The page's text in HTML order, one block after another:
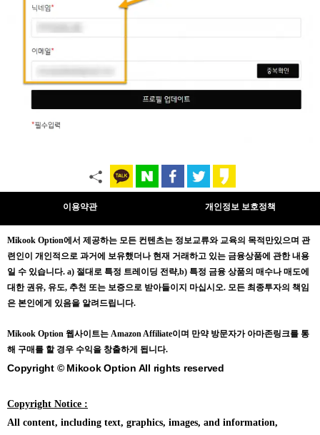
이용약관 개인정보 보호정책
Mikook Option에서 제공하는 모든 컨텐츠는 정보교류와 교육의 목적만있으며 관
련인이 개인적으로 과거에 보유했더나 현재 거래하고 있는 금융상품에 관한 내용
일 수 있습니다. a) 절대로 특정 트레이딩 전략,b) 특정 금융 상품의 매수나 매도에
대한 권유, 유도, 추천 또는 보증으로 받아들이지 마십시오. 모든 최종투자의 책임
은 본인에게 있음을 알려드립니다.
Mikook Option 웹사이트는 Amazon Affiliate이며 만약 방문자가 아마존링크를 통
해 구매를 할 경우 수익을 창출하게 됩니다.
Copyright © Mikook Option All rights reserved
Copyright Notice :
All content, including text, graphics, images, and information,